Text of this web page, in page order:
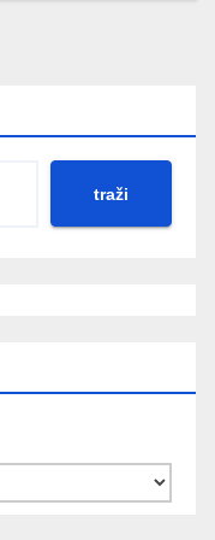
traži